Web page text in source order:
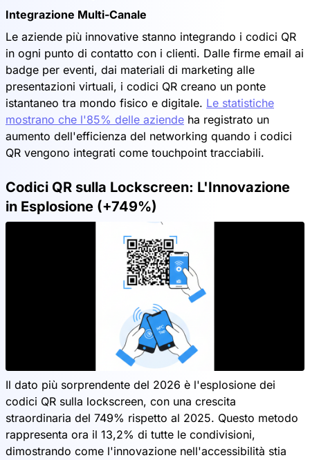
Integrazione Multi-Canale
Le aziende più innovative stanno integrando i codici QR
in ogni punto di contatto con i clienti. Dalle firme email ai
badge per eventi, dai materiali di marketing alle
presentazioni virtuali, i codici QR creano un ponte
istantaneo tra mondo fisico e digitale. Le statistiche
mostrano che l'85% delle aziende ha registrato un
aumento dell'efficienza del networking quando i codici
QR vengono integrati come touchpoint tracciabili.
Codici QR sulla Lockscreen: L'Innovazione
in Esplosione (+749%)
Il dato più sorprendente del 2026 è l'esplosione dei
codici QR sulla lockscreen, con una crescita
straordinaria del 749% rispetto al 2025. Questo metodo
rappresenta ora il 13,2% di tutte le condivisioni,
dimostrando come l'innovazione nell'accessibilità stia